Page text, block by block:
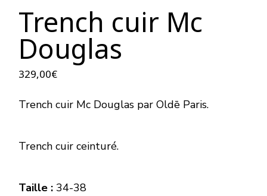
Trench cuir Mc
Douglas
329,00€
Trench cuir Mc Douglas parOldē Paris.
Trench cuir ceinturé.
Taille : 34-38